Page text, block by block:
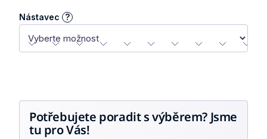
Nástavec ?
Potřebujete poradit s výběrem? Jsme
tu pro Vás!